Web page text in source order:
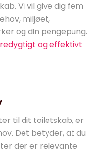
Vi vil give dig fem
miljøet,
og din pengepung.
og effektivt
til dit toiletskab, er
Det betyder, at du
der er relevante